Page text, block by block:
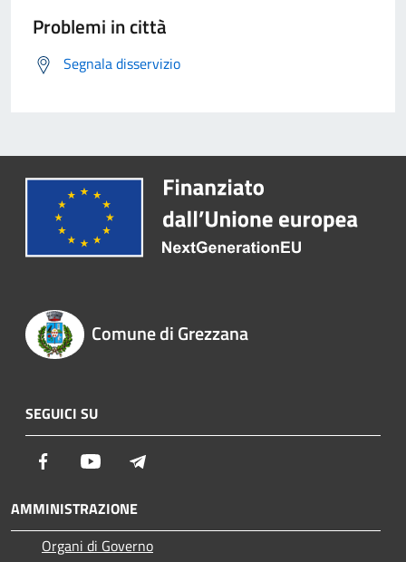
Problemi in città
Segnala disservizio
Comune di Grezzana
SEGUICI SU
Facebook Youtube
AMMINISTRAZIONE
Organi di Governo